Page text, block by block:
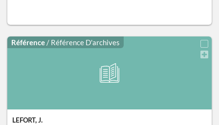
Référence / Référence D'archives
LEFORT, J.